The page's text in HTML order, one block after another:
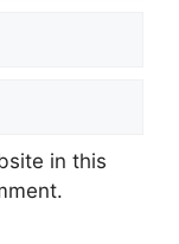
in this